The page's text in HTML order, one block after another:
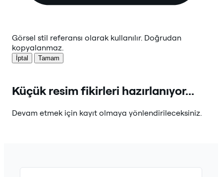
Görsel stil referansı olarak kullanılır. Doğrudan
kopyalanmaz.
İptal Tamam
Küçük resim fikirleri hazırlanıyor...
Devam etmek için kayıt olmaya yönlendirileceksiniz.